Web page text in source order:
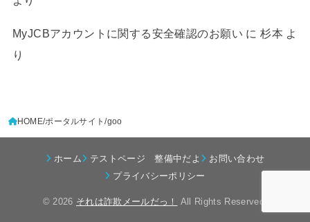
MyJCBアカウントに関する安全確認のお願い に杉本 よ
り
HOME ポータルサイト goo
ホーム テストページ 整備中だよ
お問い合わせ
プライバシーポリシー
© 2026 それは詐欺メールだっ！ All Rights Reserved.